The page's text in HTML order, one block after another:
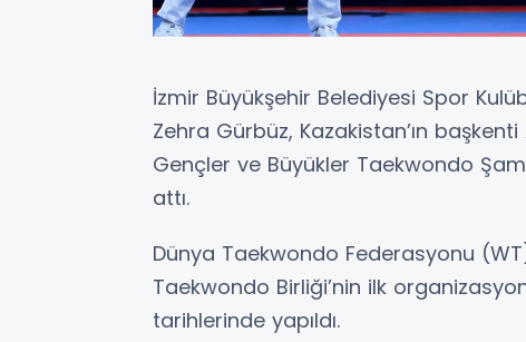
İzmir Büyükşehir Belediyesi Spor
Zehra Gürbüz, Kazakistan’ın
Gençler ve Büyükler Taekwondo
attı.
Dünya Taekwondo Federasyonu
Taekwondo Birliği’nin ilk
tarihlerinde yapıldı.